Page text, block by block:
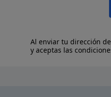
Al enviar tu dirección
y aceptas las